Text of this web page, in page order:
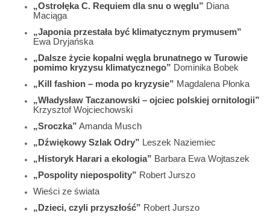
„Ostrołęka C. Requiem dla snu o węglu” Diana
Maciąga
„Japonia przestała być klimatycznym prymusem”
Ewa Dryjańska
„Dalsze życie kopalni węgla brunatnego w Turowie
pomimo kryzysu klimatycznego” Dominika Bobek
„Kill fashion – moda po kryzysie” Magdalena Płonka
„Władysław Taczanowski – ojciec polskiej ornitologii”
Krzysztof Wojciechowski
„Sroczka” Amanda Musch
„Dźwiękowy Szlak Odry” Leszek Naziemiec
„Historyk Harari a ekologia” Barbara Ewa Wojtaszek
„Pospolity niepospolity” Robert Jurszo
Wieści ze świata
„Dzieci, czyli przyszłość” Robert Jurszo